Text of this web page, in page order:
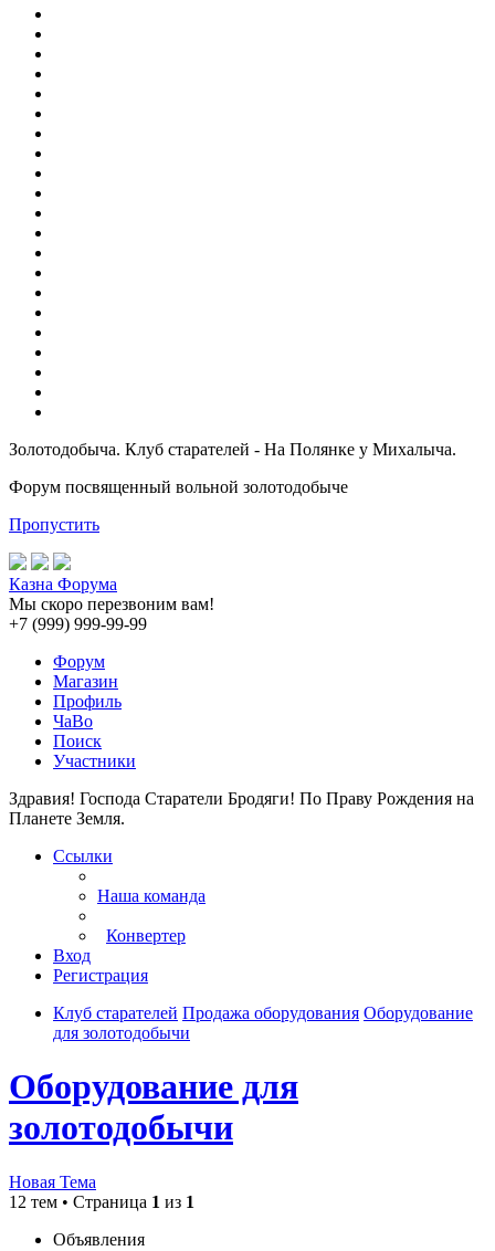
Золотодобыча. Клуб старателей - На Полянке у Михалыча.
Форум посвященный вольной золотодобыче
Пропустить
Казна Форума
Мы скоро перезвоним вам!
+7 (999) 999-99-99
Форум
Магазин
Профиль
ЧаВо
Поиск
Участники
Здравия! Господа Старатели Бродяги! По Праву Рождения на
Планете Земля.
Ссылки
Наша команда
Конвертер
Вход
Регистрация
Клуб старателей Продажа оборудования Оборудование
для золотодобычи
Оборудование для
золотодобычи
Новая Тема
12 тем • Страница 1 из 1
Объявления